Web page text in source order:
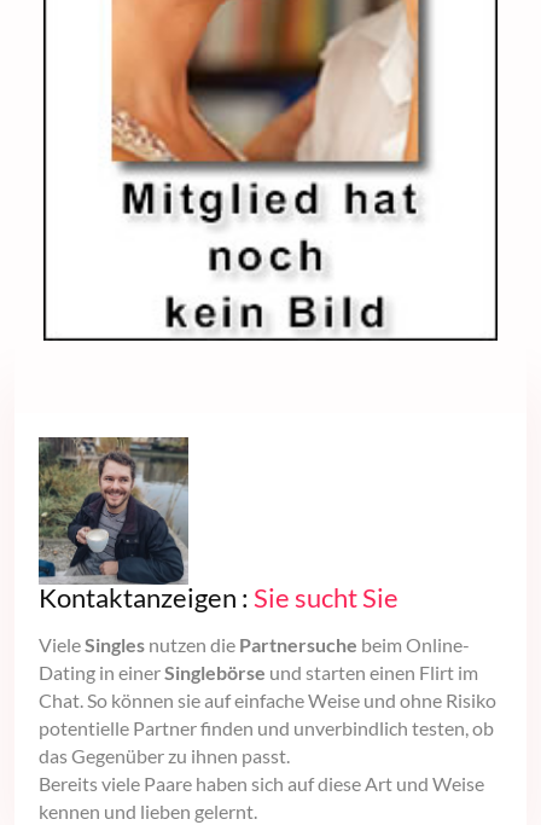
Kontaktanzeigen : Sie sucht Sie
VieleSingles nutzen die Partnersuche beim Online-
Dating in einerSinglebörse und starten einen Flirt im
Chat. So können sie auf einfache Weise und ohne Risiko
potentielle Partner finden und unverbindlich testen, ob
das Gegenüber zu ihnen passt.
Bereits viele Paare haben sich auf diese Art und Weise
kennen und lieben gelernt.